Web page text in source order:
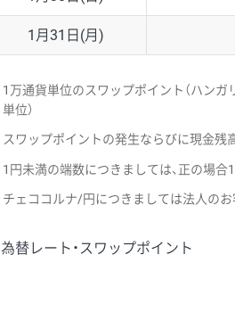
1月31日(月)
1万通貨単位のスワップポイント（ハン
単位）
スワップポイントの発生ならびに現金残
1円未満の端数につきましては、正の場
チェココルナ/円につきましては法人の
為替レート・スワップポイント